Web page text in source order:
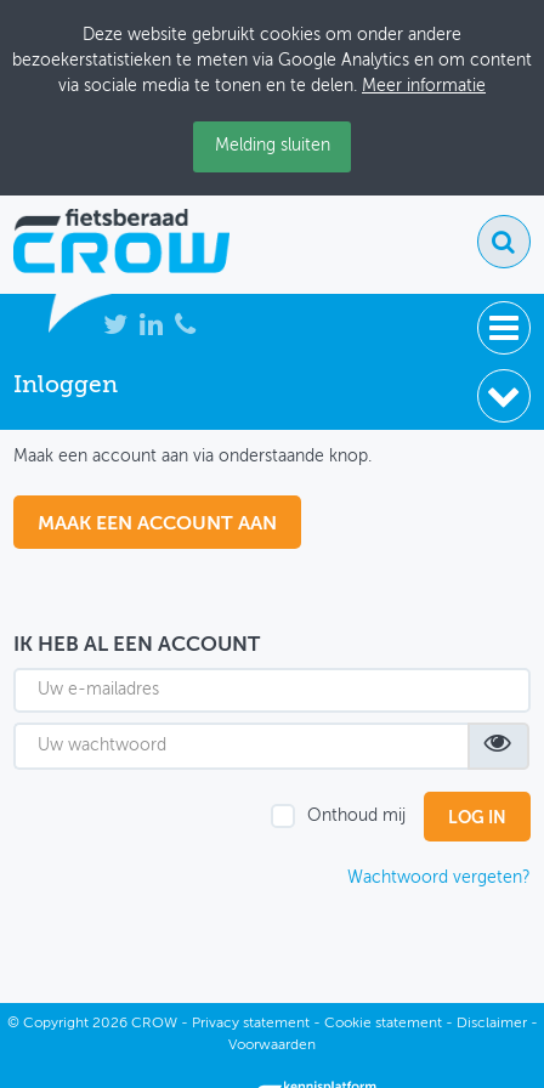
Deze website gebruikt cookies om onder andere
bezoekerstatistieken te meten via Google Analytics en om content
via sociale media te tonen en te delen. Meer informatie
Melding sluiten
NIEUWS
THEMASITES
MIJN PROFIEL
GEBRUIKER
Inloggen
Maak een account aan via onderstaande knop.
MAAK EEN ACCOUNT AAN
IK HEB AL EEN ACCOUNT
Onthoud mij
Wachtwoord vergeten?
© Copyright2026 CROW - Privacy statement- Cookie statement- Disclaimer-
Voorwaarden